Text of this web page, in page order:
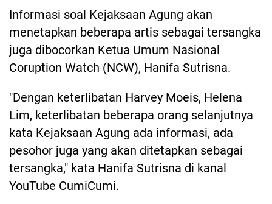
Informasi soal Kejaksaan Agung akan
menetapkan beberapa artis sebagai tersangka
juga dibocorkan Ketua Umum Nasional
Coruption Watch (NCW), Hanifa Sutrisna.
"Dengan keterlibatan Harvey Moeis, Helena
Lim, keterlibatan beberapa orang selanjutnya
kata Kejaksaan Agung ada informasi, ada
pesohor juga yang akan ditetapkan sebagai
tersangka," kata Hanifa Sutrisna di kanal
YouTube CumiCumi.